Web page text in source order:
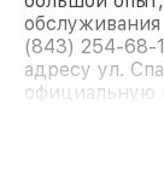
(843) 254-68-
адресу ул.
официальную